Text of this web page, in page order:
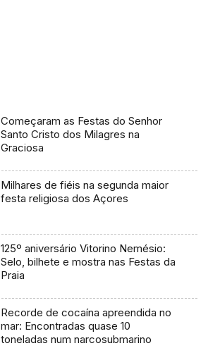
Começaram as Festas do Senhor
Santo Cristo dos Milagres na
Graciosa
Milhares de fiéis na segunda maior
festa religiosa dos Açores
125º aniversário Vitorino Nemésio:
Selo, bilhete e mostra nas Festas da
Praia
Recorde de cocaína apreendida no
mar: Encontradas quase 10
toneladas num narcosubmarino